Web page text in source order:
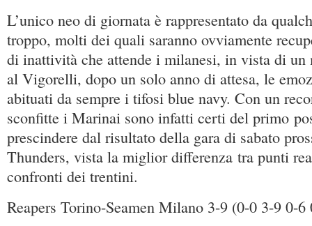
L’unico neo di giornata è rappresentato da
troppo, molti dei quali saranno ovviamente
di inattività che attende i milanesi, in vista di un
al Vigorelli, dopo un solo anno di attesa, le
abituati da sempre i tifosi blue navy. Con un
sconfitte i Marinai sono infatti certi del primo
prescindere dal risultato della gara di sabato
Thunders, vista la miglior differenza tra punti
confronti dei trentini.
Reapers Torino-Seamen Milano 3-9 (0-0 3-9 0-6